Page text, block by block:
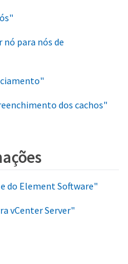
para nós de
dos cachos"
do Element Software"
vCenter Server"